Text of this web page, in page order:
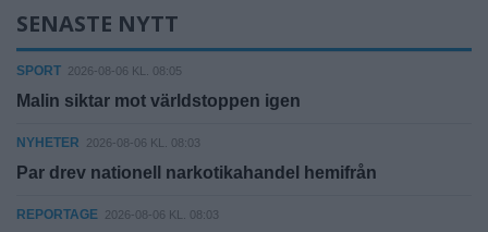
SENASTE NYTT
SPORT 2026-08-06 KL. 08:05
Malin siktar mot världstoppen igen
NYHETER 2026-08-06 KL. 08:03
Par drev nationell narkotikahandel hemifrån
REPORTAGE 2026-08-06 KL. 08:03